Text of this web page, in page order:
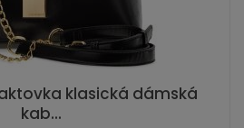
klasická dámská
kab...